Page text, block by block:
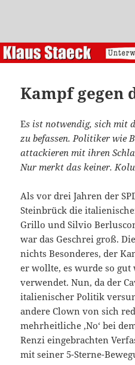
Kampf gegen
Es ist notwendig, sich mit
zu befassen. Politiker wie
attackieren mit ihren
Nur merkt das keiner.
Als vor drei Jahren der
Steinbrück die
Grillo und Silvio
war das Geschrei groß.
nichts Besonderes, der
er wollte, es wurde so
verwendet. Nun, da der
italienischer Politik
andere Clown von sich
mehrheitliche ‚No‘ bei
Renzi eingebrachten
mit seiner 5-Sterne-